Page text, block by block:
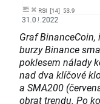
Graf
burzy Binance
poklesem nálady
nad dva klíčové
a SMA200
obrat trendu. Po